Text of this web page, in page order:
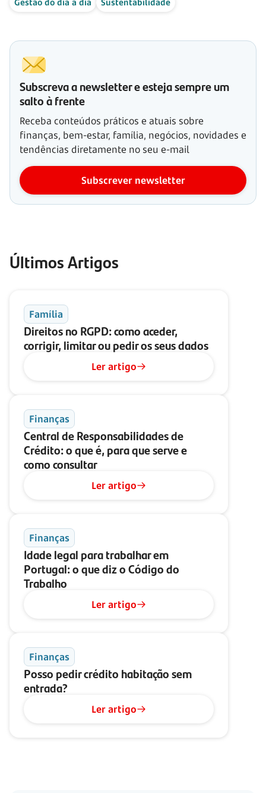
Subscreva a newsletter e esteja sempre um
salto à frente
Receba conteúdos práticos e atuais sobre
finanças, bem-estar, família, negócios, novidades e
tendências diretamente no seu e-mail
Subscrever newsletter
Últimos Artigos
Família
Direitos no RGPD: como aceder,
corrigir, limitar ou pedir os seus dados
Ler artigo
Finanças
Central de Responsabilidades de
Crédito: o que é, para que serve e
como consultar
Ler artigo
Finanças
Idade legal para trabalhar em
Portugal: o que diz o Código do
Trabalho
Ler artigo
Finanças
Posso pedir crédito habitação sem
entrada?
Ler artigo